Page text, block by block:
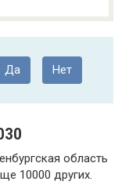
Да Нет
область
10000 других.